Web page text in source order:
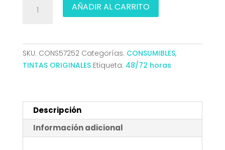
EPSON
CIAN
C13T33424012
AÑADIR AL CARRITO
SKU: CONS57252 Categorías: CONSUMIBLES,
TINTAS ORIGINALES Etiqueta: 48/72 horas
Descripción
Información adicional